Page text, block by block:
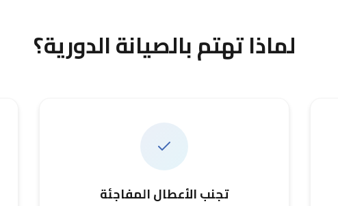
لماذا تهتم بالصيانة الدورية؟
تجنب الأعطال المفاجئة